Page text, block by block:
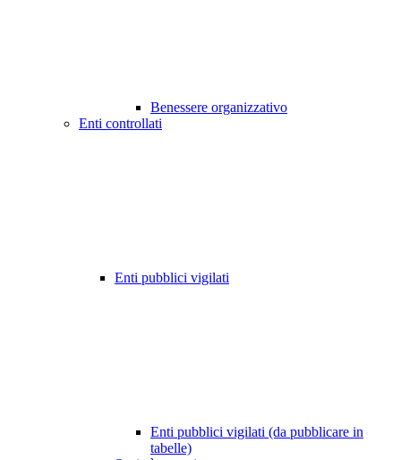
Benessere organizzativo
Enti controllati
Enti pubblici vigilati
Enti pubblici vigilati (da pubblicare in
tabelle)